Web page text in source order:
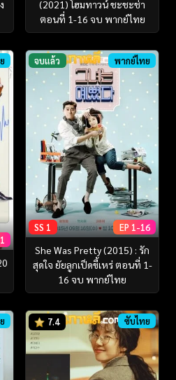
(2021) โฮมทาวน์ ชะชะช่า
ตอนที่ 1-16 จบ พากย์ไทย
จบแล้ว พากย์ไทย
SS 1 EP 1-16
She Was Pretty (2015) : รัก
สุดใจ ยัยลูกเป็ดขี้เหร่ ตอนที่ 1-
16 จบ พากย์ไทย
7.4 ซับไทย